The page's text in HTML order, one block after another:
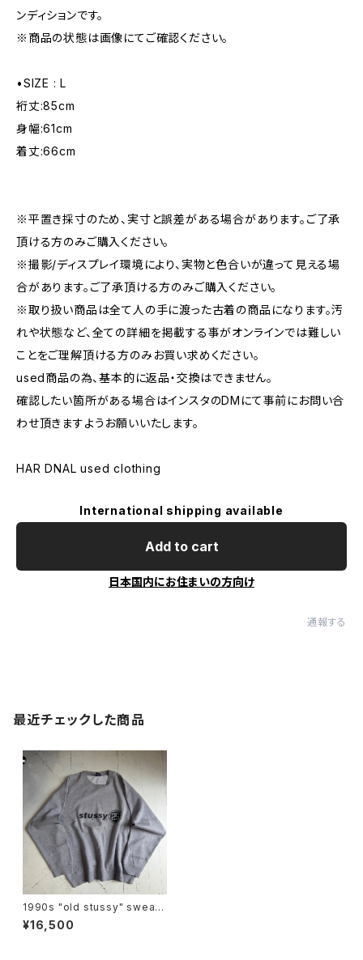
ンディションです。
※商品の状態は画像にてご確認ください。
•SIZE : L
裄丈:85cm
身幅:61cm
着丈:66cm
※平置き採寸のため、実寸と誤差がある場合があります。ご了承
頂ける方のみご購入ください。
※撮影/ディスプレイ環境により、実物と色合いが違って見える場
合があります。ご了承頂ける方のみご購入ください。
※取り扱い商品は全て人の手に渡った古着の商品になります。汚
れや状態など、全ての詳細を掲載する事がオンラインでは難しい
ことをご理解頂ける方のみお買い求めください。
used商品の為、基本的に返品・交換はできません。
確認したい箇所がある場合はインスタのDMにて事前にお問い合
わせ頂きますようお願いいたします。
HAR DNAL used clothing
International shipping available
Add to cart
日本国内にお住まいの方向け
通報する
最近チェックした商品
1990s "old stussy" sweat
pullover
¥16,500